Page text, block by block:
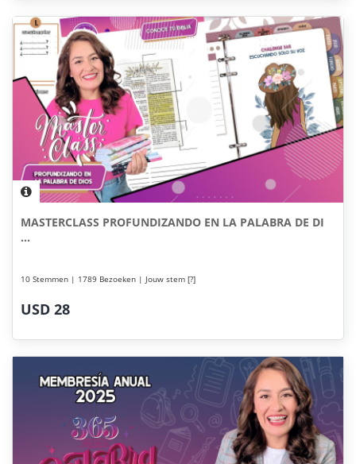
MASTERCLASS PROFUNDIZANDO EN LA PALABRA DE DI
...
10 Stemmen | 1789 Bezoeken | Jouw stem [?]
USD 28